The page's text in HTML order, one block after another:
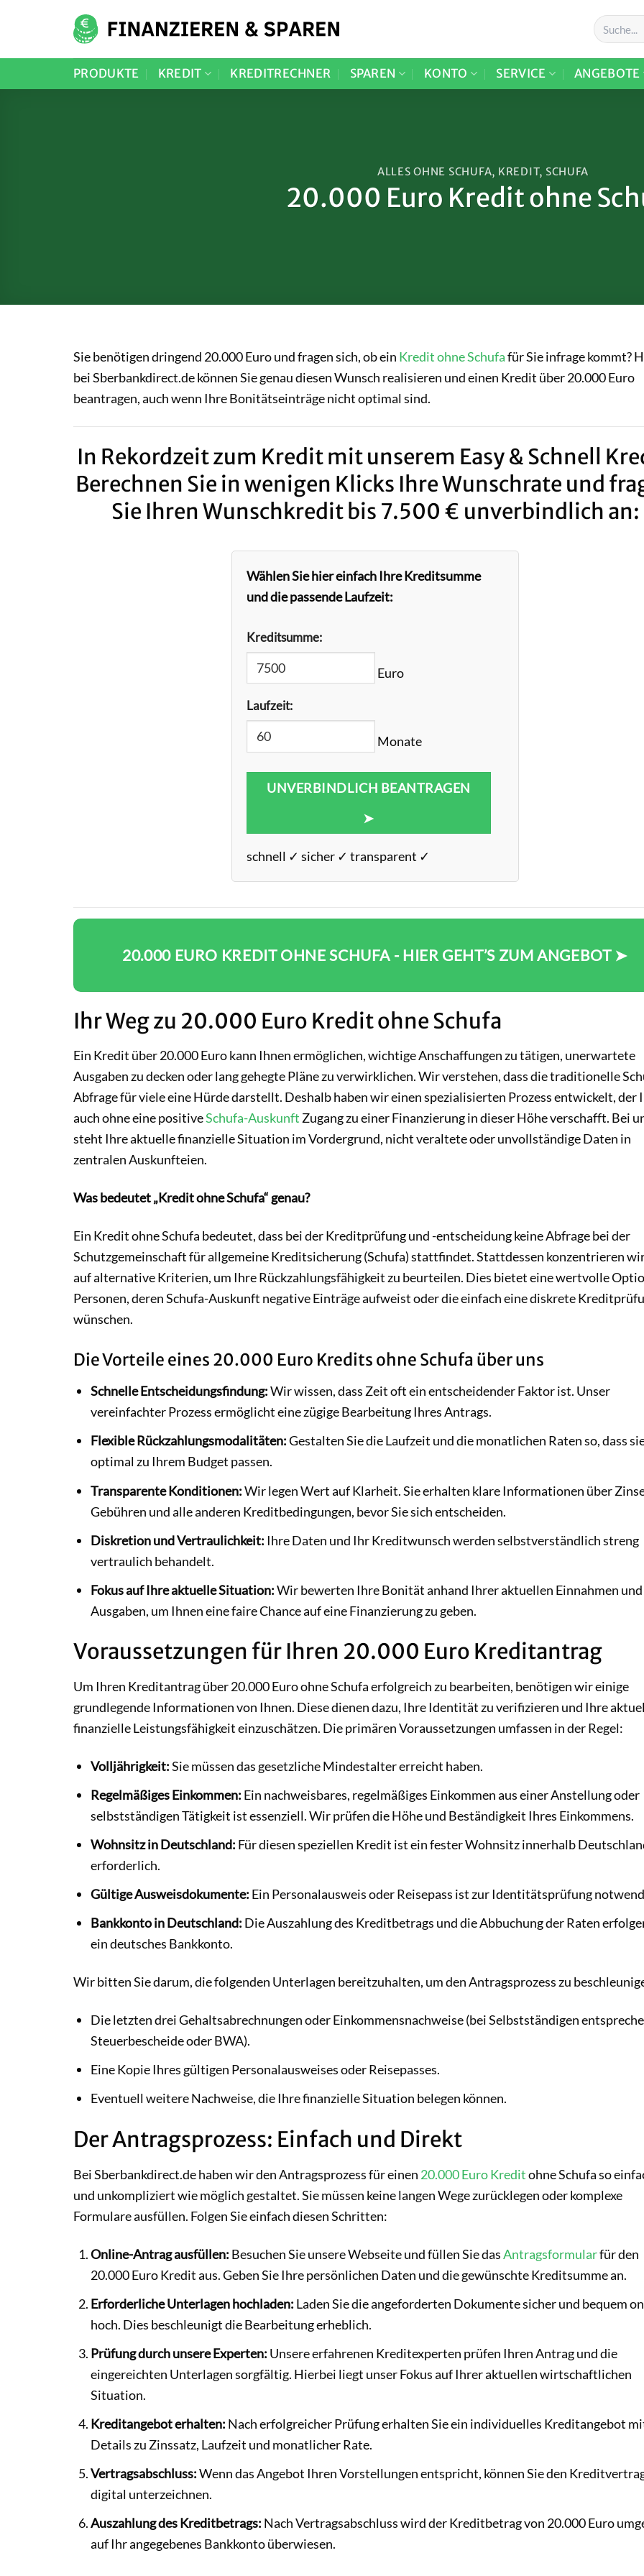
PRODUKTE KREDIT KREDITRECHNER SPAREN KONTO SERVICE ANGEBOTE
ALLES OHNE SCHUFA, KREDIT, SCHUFA
20.000 Euro Kredit ohne
Sie benötigen dringend 20.000 Euro und fragen sich, ob ein Kredit ohne Schufafür Sie infrage kommt?
bei Sberbankdirect.de können Sie genau diesen Wunsch realisieren und einen Kredit über 20.000 Euro
beantragen, auch wenn Ihre Bonitätseinträge nicht optimal sind.
In Rekordzeit zum Kredit mit unserem Easy & Schnell
Berechnen Sie in wenigen Klicks Ihre Wunschrate und
Sie Ihren Wunschkredit bis 7.500 € unverbindlich an:
Wählen Sie hier einfach Ihre Kreditsumme
und die passende Laufzeit:
Kreditsumme:
Euro
Laufzeit:
Monate
UNVERBINDLICH BEANTRAGEN
➤
schnell ✓ sicher ✓ transparent ✓
20.000 EURO KREDIT OHNE SCHUFA - HIER GEHT’S ZUM ANGEBOT ➤
Ihr Weg zu 20.000 Euro Kredit ohne Schufa
Ein Kredit über 20.000 Euro kann Ihnen ermöglichen, wichtige Anschaffungen zu tätigen, unerwartete
Ausgaben zu decken oder lang gehegte Pläne zu verwirklichen. Wir verstehen, dass die traditionelle
Abfrage für viele eine Hürde darstellt. Deshalb haben wir einen spezialisierten Prozess entwickelt, der
auch ohne eine positiveSchufa-Auskunft Zugang zu einer Finanzierung in dieser Höhe verschafft. Bei
steht Ihre aktuelle finanzielle Situation im Vordergrund, nicht veraltete oder unvollständige Daten in
zentralen Auskunfteien.
Was bedeutet „Kredit ohne Schufa“ genau?
Ein Kredit ohne Schufa bedeutet, dass bei der Kreditprüfung und -entscheidung keine Abfrage bei der
Schutzgemeinschaft für allgemeine Kreditsicherung (Schufa) stattfindet. Stattdessen konzentrieren
auf alternative Kriterien, um Ihre Rückzahlungsfähigkeit zu beurteilen. Dies bietet eine wertvolle
Personen, deren Schufa-Auskunft negative Einträge aufweist oder die einfach eine diskrete
wünschen.
Die Vorteile eines 20.000 Euro Kredits ohne Schufa über uns
Schnelle Entscheidungsfindung:Wir wissen, dass Zeit oft ein entscheidender Faktor ist. Unser
vereinfachter Prozess ermöglicht eine zügige Bearbeitung Ihres Antrags.
Flexible Rückzahlungsmodalitäten:Gestalten Sie die Laufzeit und die monatlichen Raten so, dass
optimal zu Ihrem Budget passen.
Transparente Konditionen:Wir legen Wert auf Klarheit. Sie erhalten klare Informationen über
Gebühren und alle anderen Kreditbedingungen, bevor Sie sich entscheiden.
Diskretion und Vertraulichkeit: Ihre Daten und Ihr Kreditwunsch werden selbstverständlich streng
vertraulich behandelt.
Fokus auf Ihre aktuelle Situation:Wir bewerten Ihre Bonität anhand Ihrer aktuellen Einnahmen und
Ausgaben, um Ihnen eine faire Chance auf eine Finanzierung zu geben.
Voraussetzungen für Ihren 20.000 Euro Kreditantrag
Um Ihren Kreditantrag über 20.000 Euro ohne Schufa erfolgreich zu bearbeiten, benötigen wir einige
grundlegende Informationen von Ihnen. Diese dienen dazu, Ihre Identität zu verifizieren und Ihre
finanzielle Leistungsfähigkeit einzuschätzen. Die primären Voraussetzungen umfassen in der Regel:
Volljährigkeit:Sie müssen das gesetzliche Mindestalter erreicht haben.
Regelmäßiges Einkommen: Ein nachweisbares, regelmäßiges Einkommen aus einer Anstellung oder
selbstständigen Tätigkeit ist essenziell. Wir prüfen die Höhe und Beständigkeit Ihres Einkommens.
Wohnsitz in Deutschland: Für diesen speziellen Kredit ist ein fester Wohnsitz innerhalb
erforderlich.
Gültige Ausweisdokumente: Ein Personalausweis oder Reisepass ist zur Identitätsprüfung
Bankkonto in Deutschland: Die Auszahlung des Kreditbetrags und die Abbuchung der Raten
ein deutsches Bankkonto.
Wir bitten Sie darum, die folgenden Unterlagen bereitzuhalten, um den Antragsprozess zu
Die letzten drei Gehaltsabrechnungen oder Einkommensnachweise (bei Selbstständigen
Steuerbescheide oder BWA).
Eine Kopie Ihres gültigen Personalausweises oder Reisepasses.
Eventuell weitere Nachweise, die Ihre finanzielle Situation belegen können.
Der Antragsprozess: Einfach und Direkt
Bei Sberbankdirect.de haben wir den Antragsprozess für einen 20.000 Euro Kreditohne Schufa so
und unkompliziert wie möglich gestaltet. Sie müssen keine langen Wege zurücklegen oder komplexe
Formulare ausfüllen. Folgen Sie einfach diesen Schritten:
Online-Antrag ausfüllen: Besuchen Sie unsere Webseite und füllen Sie dasAntragsformularfür den
20.000 Euro Kredit aus. Geben Sie Ihre persönlichen Daten und die gewünschte Kreditsumme an.
Erforderliche Unterlagen hochladen: Laden Sie die angeforderten Dokumente sicher und bequem
hoch. Dies beschleunigt die Bearbeitung erheblich.
Prüfung durch unsere Experten: Unsere erfahrenen Kreditexperten prüfen Ihren Antrag und die
eingereichten Unterlagen sorgfältig. Hierbei liegt unser Fokus auf Ihrer aktuellen wirtschaftlichen
Situation.
Kreditangebot erhalten: Nach erfolgreicher Prüfung erhalten Sie ein individuelles Kreditangebot
Details zu Zinssatz, Laufzeit und monatlicher Rate.
Vertragsabschluss:Wenn das Angebot Ihren Vorstellungen entspricht, können Sie den
digital unterzeichnen.
Auszahlung des Kreditbetrags: Nach Vertragsabschluss wird der Kreditbetrag von 20.000 Euro
auf Ihr angegebenes Bankkonto überwiesen.